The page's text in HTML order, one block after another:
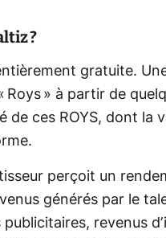
?
gratuite.
Roys » à partir de
de ces ROYS, dont la
perçoit un
générés par le
revenus